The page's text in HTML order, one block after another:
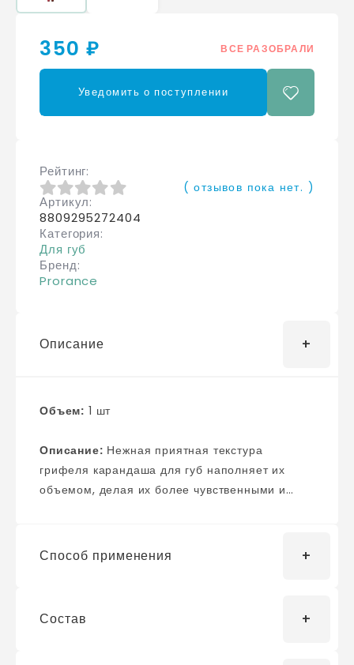
350 ₽ ВСЕ РАЗОБРАЛИ
Уведомить о поступлении
Рейтинг
0из 5
( отзывов пока нет. )
Артикул
8809295272404
Категория
Для губ
Бренд
Prorance
Описание
Объем: 1 шт
Описание:
грифеля карандаша для губ наполняет их
объемом, делая их более чувственными и
шикарную градацию оттенка. Представлен
законченный макияж губ, предотвращая
Способ применения
Очертите контур верхней губы, начиная от
Состав